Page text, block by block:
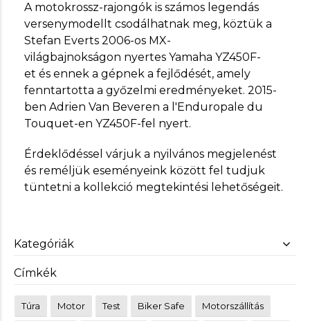
A motokrossz-rajongók is számos legendás
versenymodellt csodálhatnak meg, köztük a
Stefan Everts 2006-os MX-
világbajnokságon nyertes Yamaha YZ450F-
et és ennek a gépnek a fejlődését, amely
fenntartotta a győzelmi eredményeket. 2015-
ben Adrien Van Beveren a l'Enduropale du
Touquet-en YZ450F-fel nyert.
Érdeklődéssel várjuk a nyilvános megjelenést
és reméljük eseményeink között fel tudjuk
tüntetni a kollekció megtekintési lehetőségeit.
Kategóriák
Címkék
Túra Motor Test Biker Safe Motorszállítás